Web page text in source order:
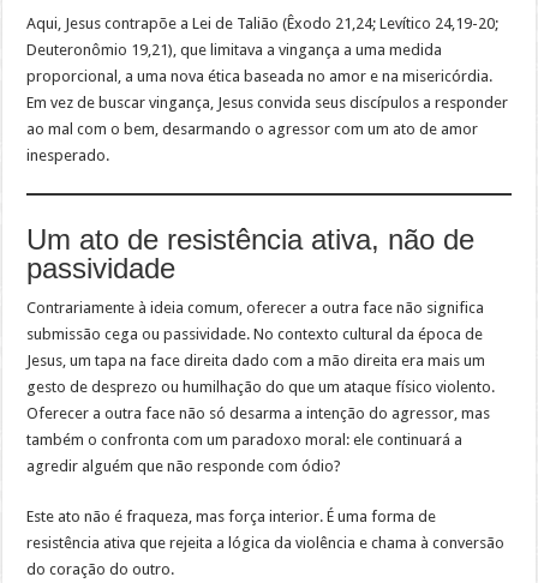
Aqui, Jesus contrapõe a Lei de Talião (Êxodo 21,24; Levítico 24,19-20;
Deuteronômio 19,21), que limitava a vingança a uma medida
proporcional, a uma nova ética baseada no amor e na misericórdia.
Em vez de buscar vingança, Jesus convida seus discípulos a responder
ao mal com o bem, desarmando o agressor com um ato de amor
inesperado.
Um ato de resistência ativa, não de
passividade
Contrariamente à ideia comum, oferecer a outra face não significa
submissão cega ou passividade. No contexto cultural da época de
Jesus, um tapa na face direita dado com a mão direita era mais um
gesto de desprezo ou humilhação do que um ataque físico violento.
Oferecer a outra face não só desarma a intenção do agressor, mas
também o confronta com um paradoxo moral: ele continuará a
agredir alguém que não responde com ódio?
Este ato não é fraqueza, mas força interior. É uma forma de
resistência ativa que rejeita a lógica da violência e chama à conversão
do coração do outro.